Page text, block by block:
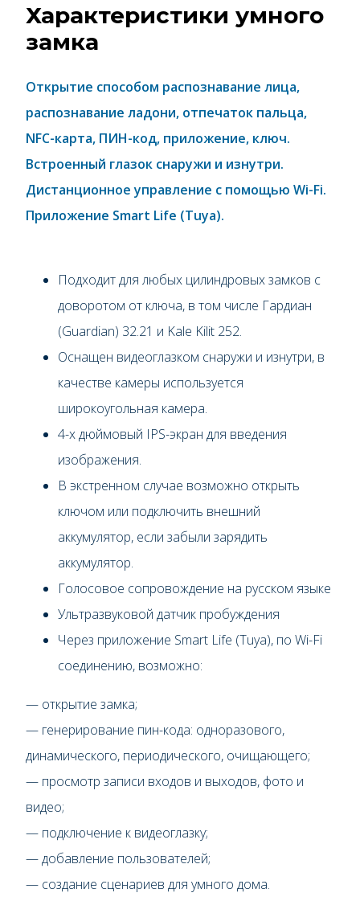
Характеристики умного
замка
Открытие способом распознавание лица,
распознавание ладони, отпечаток пальца,
NFC-карта, ПИН-код, приложение, ключ.
Встроенный глазок снаружи и изнутри.
Дистанционное управление с помощью Wi-Fi.
Приложение Smart Life (Tuya).
Подходит для любых цилиндровых замков с
доворотом от ключа, в том числе Гардиан
(Guardian) 32.21 и Kale Kilit 252.
Оснащен видеоглазком снаружи и изнутри, в
качестве камеры используется
широкоугольная камера.
4-х дюймовый IPS-экран для введения
изображения.
В экстренном случае возможно открыть
ключом или подключить внешний
аккумулятор, если забыли зарядить
аккумулятор.
Голосовое сопровождение на русском языке
Ультразвуковой датчик пробуждения
Через приложение Smart Life (Tuya), по Wi-Fi
соединению, возможно:
— открытие замка;
— генерирование пин-кода: одноразового,
динамического, периодического, очищающего;
— просмотр записи входов и выходов, фото и
видео;
— подключение к видеоглазку;
— добавление пользователей;
— создание сценариев для умного дома.